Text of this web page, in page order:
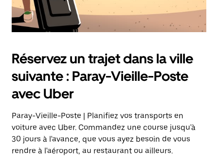
Réservez un trajet dans la ville
suivante : Paray-Vieille-Poste
avec Uber
Paray-Vieille-Poste | Planifiez vos transports en
voiture avec Uber. Commandez une course jusqu'à
30 jours à l'avance, que vous ayez besoin de vous
rendre à l'aéroport, au restaurant ou ailleurs.